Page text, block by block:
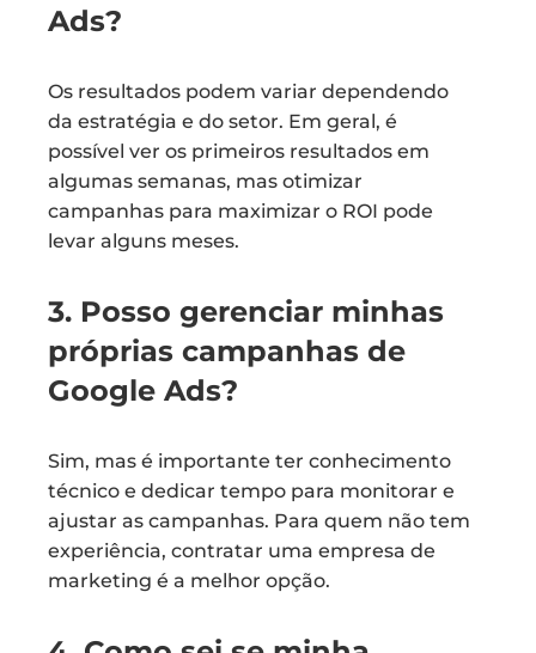
Ads?
Os resultados podem variar dependendo
da estratégia e do setor. Em geral, é
possível ver os primeiros resultados em
algumas semanas, mas otimizar
campanhas para maximizar o ROI pode
levar alguns meses.
3. Posso gerenciar minhas
próprias campanhas de
Google Ads?
Sim, mas é importante ter conhecimento
técnico e dedicar tempo para monitorar e
ajustar as campanhas. Para quem não tem
experiência, contratar uma empresa de
marketing é a melhor opção.